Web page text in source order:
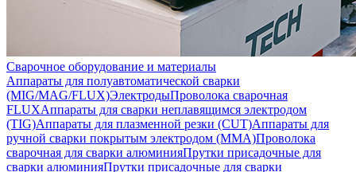
Сварочное оборудование и материалы
Аппараты для полуавтоматической сварки
(MIG/MAG/FLUX)ЭлектродыПроволока сварочная
FLUXАппараты для сварки неплавящимся электродом
(TIG)Аппараты для плазменной резки (CUT)Аппараты для
ручной сварки покрытым электродом (MMA)Проволока
сварочная для сварки алюминияПрутки присадочные для
сварки алюминияПрутки присадочные для сварки